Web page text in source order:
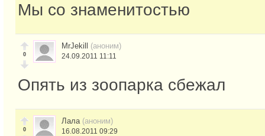
Мы со знаменитостью
0
MrJekill (аноним)
24.09.2011 11:11
Опять из зоопарка сбежал
0
Лала (аноним)
16.08.2011 09:29